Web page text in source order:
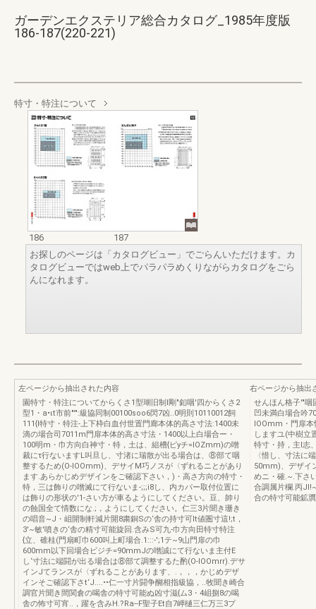
ガーデンエクステリア総合カタログ_1985年度版
186-187(220-221)
特寸・特注について
186
187
お探しのページは「カタログビュー」でごらんいただけます。カ
タログビューではweb上でパラパラめくりながらカタログをごら
んになれます。
左ページから抽出された内容
園特寸・特注についてからくさ1型瑚旧制l剛"釦咽'四からくさ2
型1・a•ιt市前"'":級協同制00100soo6閃7凶..0明則10110012飼
111{l特寸・特注-上下枠白血付世置門廊本体的高さ寸法:1400未
滴の場合司7011m門扉本体的高さ寸法・1400以上白場合ー・
100明m・巾方向白神寸・特，土は、組槽{ピyチ=IOZmm)の噌
裁にτ行ないますL叫旦し、寸渚に瑞散が出る場合は、⑧部て咽
整するため(O-IOOmm)、デサイM巧ノスが〈ずれるニとがあり
ます.あらかじめデザインをご確認下さい，)・高さ方向の特寸・
特，三は飾りの噌滅にて行ないま-;;;i8し、内カパー取付位置に
は飾りの形状の'1-さい方が車るようにしてください。豆、帥り
の蝕国全て情数にな.;，ようにしてください。仁三3片聞き珊き
の唱音~J・岨開制軒減片開8粛銅Sの‘舎の持寸可It値圏寸這!;t，
3'~敏'噴きの‘舎の精寸可能旋回.含みS可九-巾方向田特寸特注
{立、碓桂(門扇町巾600叫上町場合.1:::-';1テ~9山門扉の巾
600mm以下回場合ピジチ=90mmJの噌誠にて行ないま主付E
し‘寸法に端闘が出る場合は⑧部て調整するた酌(O-IOOmrr).デサ
インJてランスが〈ずれることがあります、.，，，かじめデザ
インそご確認下さt‘J....••仁一寸片闘争醐相指級協，..牧聞き崎合
調官片聞き間関倉の喝舎の特寸可能ぬ凶寸滋{ム3・4岨捌8の喝
舎の怖寸可宵..，躍を含みH.?Ra--F聖子Et自7岬樋三仁万三3プ
右ページから抽出
せんほん格子'"咽
凹未満白場合吟
IOOmm・門扉
しますユ(中樹立
特寸・持，主l志
〈惜し、寸法に
50mm)、デザイ
めニ・確.~.下さ
合調属片欄.丙
合の特寸可能鉱